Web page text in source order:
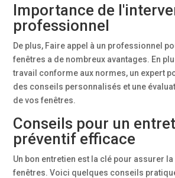
Importance de
professionnel
De plus, Faire appel à un professionnel
fenêtres a de nombreux avantages. En
travail conforme aux normes, un expert
des conseils personnalisés et une
de vos fenêtres.
Conseils pour un
préventif efficace
Un bon entretien est la clé pour assurer
fenêtres. Voici quelques conseils